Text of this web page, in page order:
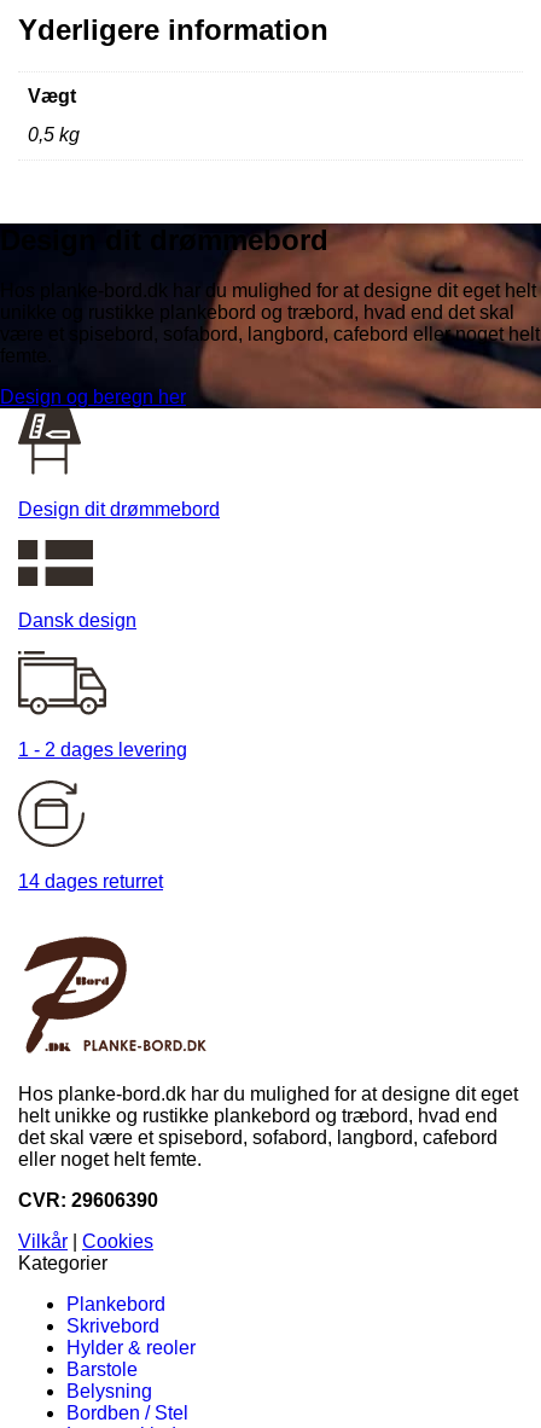
Yderligere information
Vægt
0,5 kg
Design dit drømmebord
Hos planke-bord.dk har du mulighed for at designe dit eget helt
unikke og rustikke plankebord og træbord, hvad end det skal
være et spisebord, sofabord, langbord, cafebord eller noget helt
femte.
Design og beregn her
Design dit drømmebord
Dansk design
1 - 2 dages levering
14 dages returret
Hos planke-bord.dk har du mulighed for at designe dit eget
helt unikke og rustikke plankebord og træbord, hvad end
det skal være et spisebord, sofabord, langbord, cafebord
eller noget helt femte.
CVR: 29606390
Vilkår
Cookies
Kategorier
Plankebord
Skrivebord
Hylder & reoler
Barstole
Belysning
Bordben / Stel